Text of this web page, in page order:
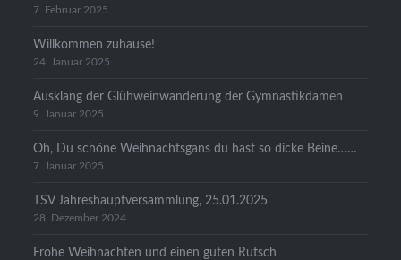
7. Februar 2025
Willkommen zuhause!
24. Januar 2025
Ausklang der Glühweinwanderung der Gymnastikdamen
9. Januar 2025
Oh, Du schöne Weihnachtsgans du hast so dicke Beine……
7. Januar 2025
TSV Jahreshauptversammlung, 25.01.2025
28. Dezember 2024
Frohe Weihnachten und einen guten Rutsch